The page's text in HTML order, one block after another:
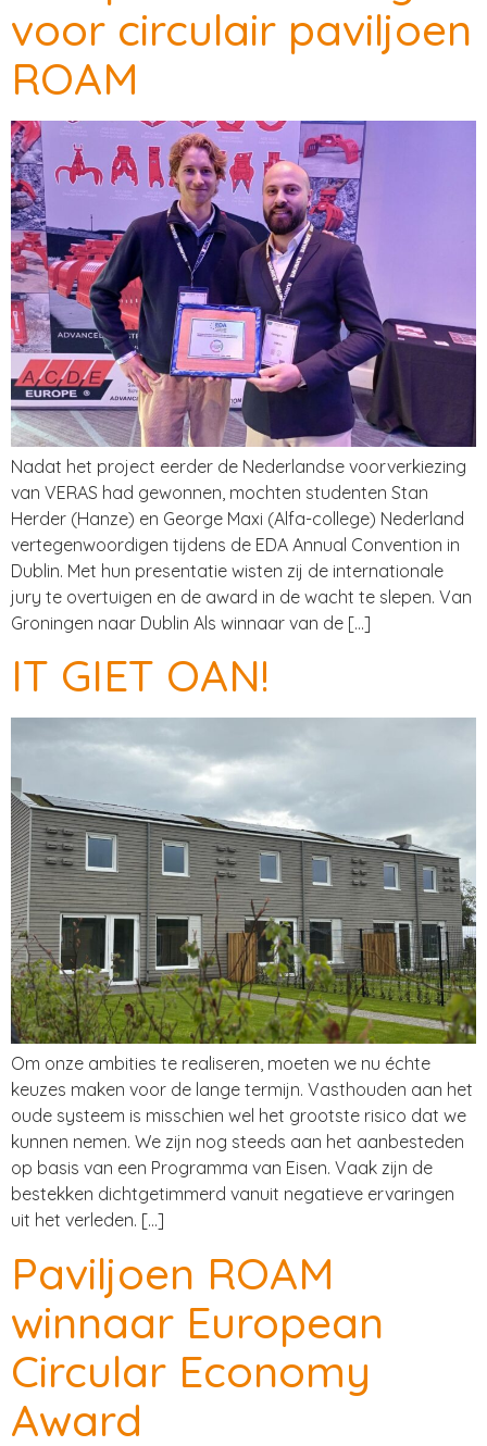
voor circulair paviljoen
ROAM
Nadat het project eerder de Nederlandse voorverkiezing
van VERAS had gewonnen, mochten studenten Stan
Herder (Hanze) en George Maxi (Alfa-college) Nederland
vertegenwoordigen tijdens de EDA Annual Convention in
Dublin. Met hun presentatie wisten zij de internationale
jury te overtuigen en de award in de wacht te slepen. Van
Groningen naar Dublin Als winnaar van de […]
IT GIET OAN!
Om onze ambities te realiseren, moeten we nu échte
keuzes maken voor de lange termijn. Vasthouden aan het
oude systeem is misschien wel het grootste risico dat we
kunnen nemen. We zijn nog steeds aan het aanbesteden
op basis van een Programma van Eisen. Vaak zijn de
bestekken dichtgetimmerd vanuit negatieve ervaringen
uit het verleden. […]
Paviljoen ROAM
winnaar European
Circular Economy
Award